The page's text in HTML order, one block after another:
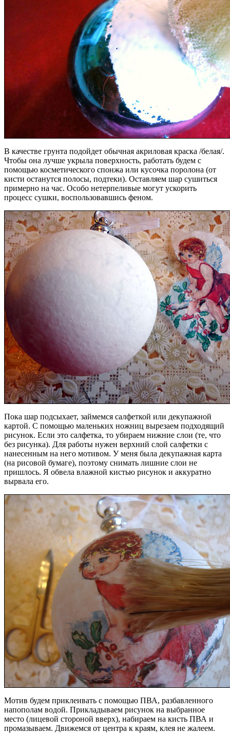
В качестве грунта подойдет обычная акриловая краска /белая/.
Чтобы она лучше укрыла поверхность, работать будем с
помощью косметического спонжа или кусочка поролона (от
кисти останутся полосы, подтеки). Оставляем шар сушиться
примерно на час. Особо нетерпеливые могут ускорить
процесс сушки, воспользовавшись феном.
Пока шар подсыхает, займемся салфеткой или декупажной
картой. С помощью маленьких ножниц вырезаем подходящий
рисунок. Если это салфетка, то убираем нижние слои (те, что
без рисунка). Для работы нужен верхний слой салфетки с
нанесенным на него мотивом. У меня была декупажная карта
(на рисовой бумаге), поэтому снимать лишние слои не
пришлось. Я обвела влажной кистью рисунок и аккуратно
вырвала его.
Мотив будем приклеивать с помощью ПВА, разбавленного
напополам водой. Прикладываем рисунок на выбранное
место (лицевой стороной вверх), набираем на кисть ПВА и
промазываем. Движемся от центра к краям, клея не жалеем.